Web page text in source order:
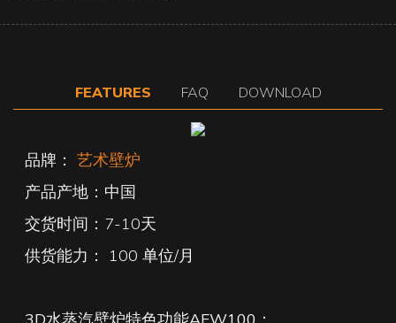
FEATURES FAQ DOWNLOAD
品牌：艺术壁炉
产品产地：中国
交货时间：7-10天
供货能力： 100 单位/月
3D水蒸汽壁炉特色功能AFW100：